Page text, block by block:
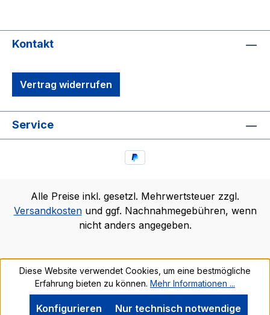
Kontakt
Vertrag widerrufen
Service
Alle Preise inkl. gesetzl. Mehrwertsteuer zzgl.
Versandkostenund ggf. Nachnahmegebühren, wenn
nicht anders angegeben.
Diese Website verwendet Cookies, um eine bestmögliche
Erfahrung bieten zu können. Mehr Informationen ...
Nur technisch notwendige
Konfigurieren